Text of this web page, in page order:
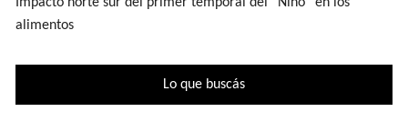
alimentos
Lo que buscás